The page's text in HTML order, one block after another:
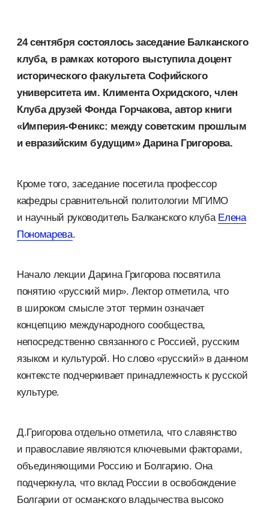
24 сентября состоялось заседание Балканского
клуба, в рамках которого выступила доцент
исторического факультета Софийского
университета им. Климента Охридского, член
Клуба друзей Фонда Горчакова, автор книги
«Империя-Феникс: между советским прошлым
и евразийским будущим» Дарина Григорова.
Кроме того, заседание посетила профессор
кафедры сравнительной политологии МГИМО
и научный руководитель Балканского клуба Елена
Пономарева.
Начало лекции Дарина Григорова посвятила
понятию «русский мир». Лектор отметила, что
в широком смысле этот термин означает
концепцию международного сообщества,
непосредственно связанного с Россией, русским
языком и культурой. Но слово «русский» в данном
контексте подчеркивает принадлежность к русской
культуре.
Д.Григорова отдельно отметила, что славянство
и православие являются ключевыми факторами,
объединяющими Россию и Болгарию. Она
подчеркнула, что вклад России в освобождение
Болгарии от османского владычества высоко